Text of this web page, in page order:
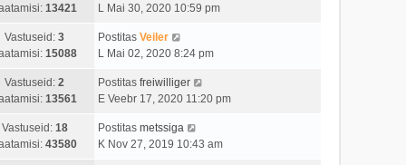
13421
L Mai 30, 2020 10:59 pm
Vastuseid: 3
15088
Postitas Veiler
L Mai 02, 2020 8:24 pm
Vastuseid: 2
13561
Postitas freiwilliger
E Veebr 17, 2020 11:20 pm
Vastuseid: 18
43580
Postitas metssiga
K Nov 27, 2019 10:43 am